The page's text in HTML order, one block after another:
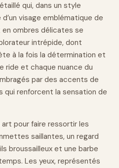
qui, dans un style
visage emblématique de
en ombres délicates se
intrépide, dont
à la fois la détermination et
ride et chaque nuance du
par des accents de
qui renforcent la sensation de
pour faire ressortir les
saillantes, un regard
broussailleux et une barbe
. Les yeux, représentés